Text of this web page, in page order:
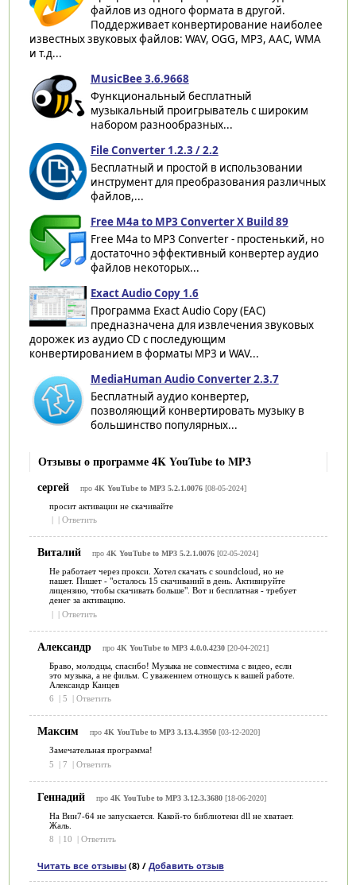
файлов из одного формата в другой.
Поддерживает конвертирование наиболее
известных звуковых файлов: WAV, OGG, MP3, AAC, WMA
и т.д...
MusicBee 3.6.9668
Функциональный бесплатный
музыкальный проигрыватель с широким
набором разнообразных...
File Converter 1.2.3 / 2.2
Бесплатный и простой в использовании
инструмент для преобразования различных
файлов,...
Free M4a to MP3 Converter X Build 89
Free M4a to MP3 Converter - простенький, но
достаточно эффективный конвертер аудио
файлов некоторых...
Exact Audio Copy 1.6
Программа Exact Audio Copy (EAC)
предназначена для извлечения звуковых
дорожек из аудио CD c последующим
конвертированием в форматы MP3 и WAV...
MediaHuman Audio Converter 2.3.7
Бесплатный аудио конвертер,
позволяющий конвертировать музыку в
большинство популярных...
Отзывы о программе 4K YouTube to MP3
сергей
про 4K YouTube to MP3 5.2.1.0076[08-05-2024]
просит активации не скачивайте
Ответить
Виталий про 4K YouTube to MP3 5.2.1.0076[02-05-2024]
Не работает через прокси. Хотел скачать с soundcloud, но не
пашет. Пишет - "осталось 15 скачиваний в день. Активируйте
лицензию, чтобы скачивать больше". Вот и бесплатная - требует
денег за активацию.
| | Ответить
Александр про 4K YouTube to MP3 4.0.0.4230[20-04-2021]
Браво, молодцы, спасибо! Музыка не совместима с видео, если
это музыка, а не фильм. С уважением отношусь к вашей работе.
Александр Канцев
6
5 Ответить
Максим про 4K YouTube to MP3 3.13.4.3950[03-12-2020]
Замечательная программа!
5
| 7 | Ответить
Геннадий про 4K YouTube to MP3 3.12.3.3680[18-06-2020]
На Вин7-64 не запускается. Какой-то библиотеки dll не хватает.
Жаль.
8
10 Ответить
Читать все отзывы(8) / Добавить отзыв